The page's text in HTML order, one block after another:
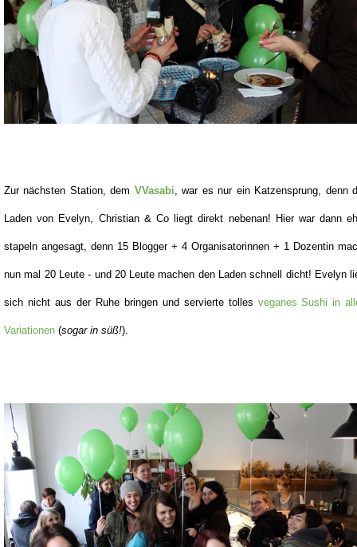
Zur nächsten Station, dem VVasabi, war es nur ein Katzensprung, denn
Laden von Evelyn, Christian & Co liegt direkt nebenan! Hier war dann
stapeln angesagt, denn 15 Blogger + 4 Organisatorinnen + 1 Dozentin
nun mal 20 Leute - und 20 Leute machen den Laden schnell dicht! Evelyn
sich nicht aus der Ruhe bringen und servierte tolles veganes Sushi in
Variationen (sogar in süß!).